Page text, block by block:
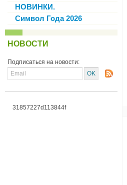
НОВИНКИ.
Символ Года 2026
НОВОСТИ
Подписаться на новости:
31857227d113844f